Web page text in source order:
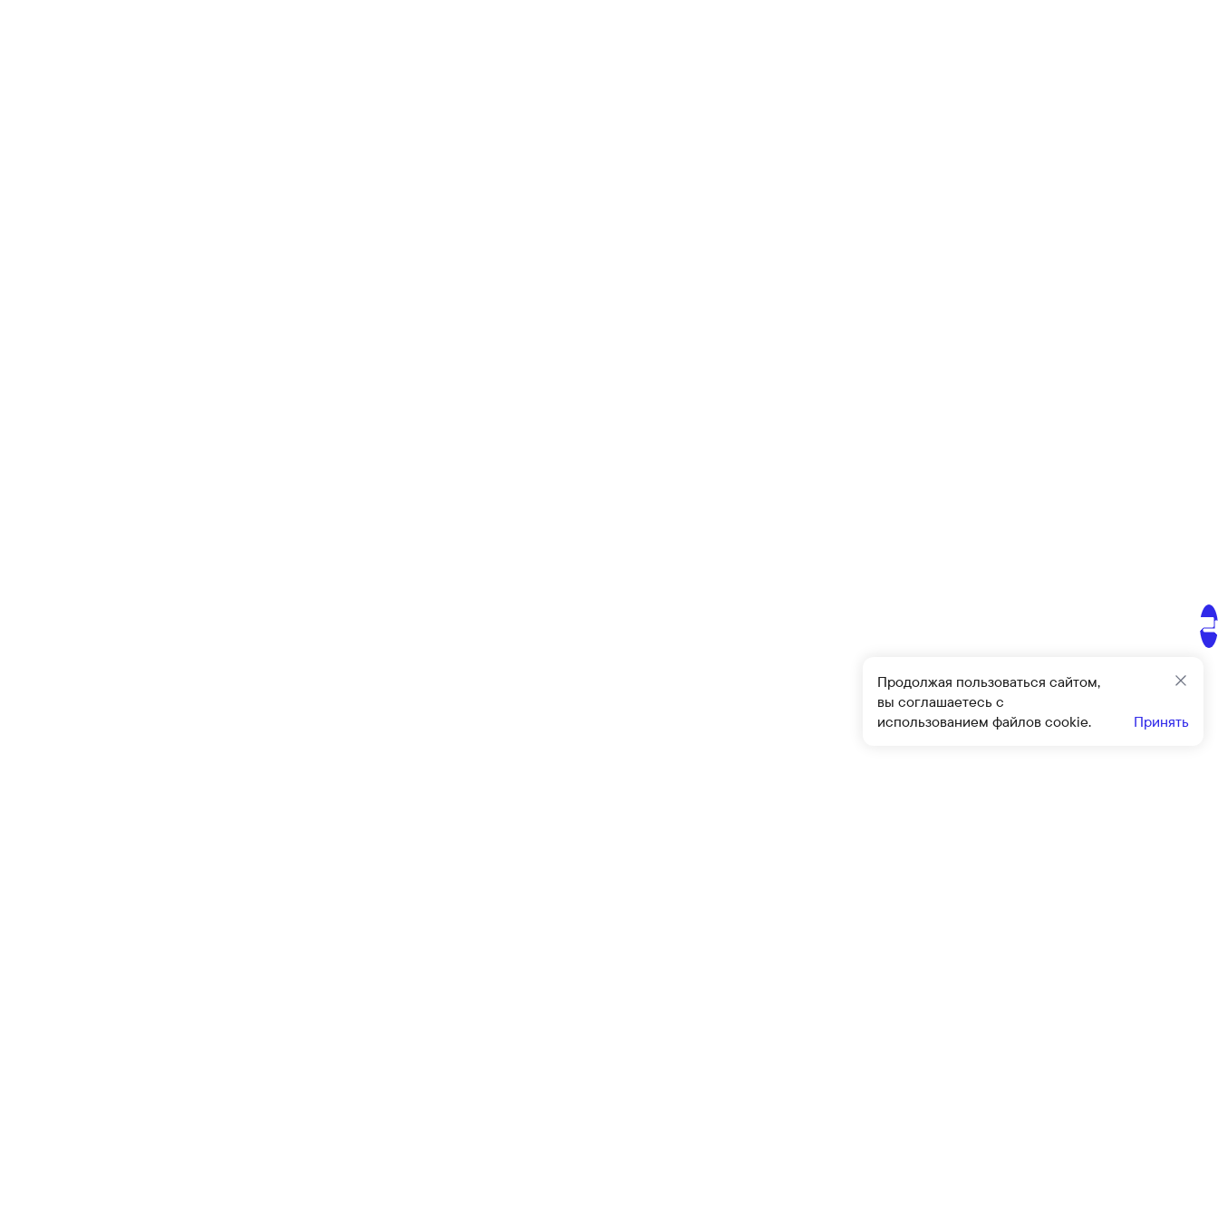
Продолжая пользоваться сайтом,
вы соглашаетесь с
использованием файлов cookie.
Принять